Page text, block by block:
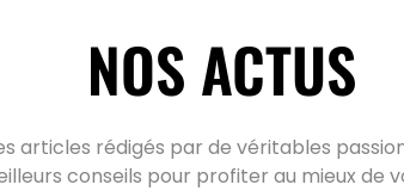
NOS ACTUS
articles rédigés par de véritables
conseils pour profiter au mieux de